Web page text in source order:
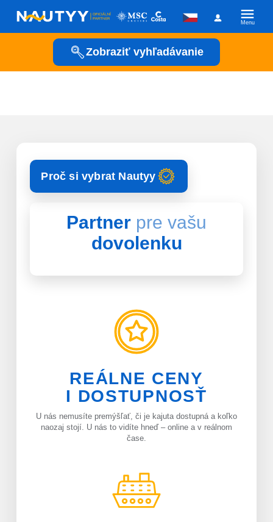
Menu
Zobraziť vyhľadávanie
Vyhľadať zájazdy
S delegátom
Proč si vybrat Nautyy
Partner pre vašu
dovolenku
REÁLNE CENY
I DOSTUPNOSŤ
U nás nemusíte premýšľať, či je kajuta dostupná a koľko
naozaj stojí. U nás to vidíte hneď – online a v reálnom
čase.